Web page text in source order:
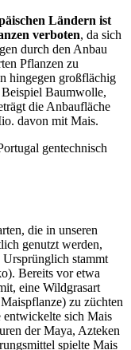
Ländern ist
verboten, da sich
durch den Anbau
Pflanzen zu
hingegen großflächig
Baumwolle,
die Anbaufläche
davon mit Mais.
gentechnisch
die in unseren
genutzt werden,
stammt
Bereits vor etwa
eine Wildgrasart
zu züchten
entwickelte sich Mais
der Maya, Azteken
spielte Mais